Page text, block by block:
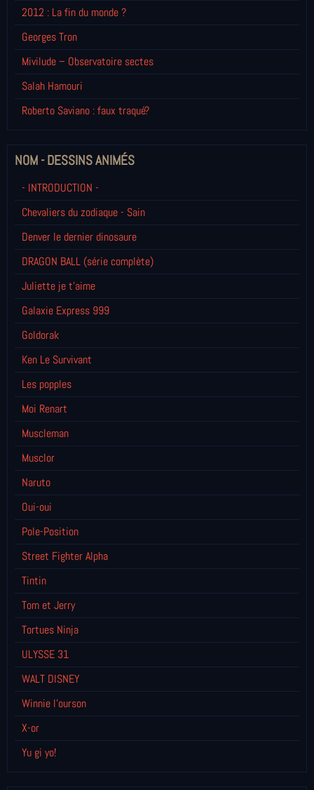
2012 : La fin du monde ?
Georges Tron
Mivilude – Observatoire sectes
Salah Hamouri
Roberto Saviano : faux traqué?
NOM - DESSINS ANIMÉS
- INTRODUCTION -
Chevaliers du zodiaque - Sain
Denver le dernier dinosaure
DRAGON BALL (série complète)
Juliette je t’aime
Galaxie Express 999
Goldorak
Ken Le Survivant
Les popples
Moi Renart
Muscleman
Musclor
Naruto
Oui-oui
Pole-Position
Street Fighter Alpha
Tintin
Tom et Jerry
Tortues Ninja
ULYSSE 31
WALT DISNEY
Winnie l’ourson
X-or
Yu gi yo!